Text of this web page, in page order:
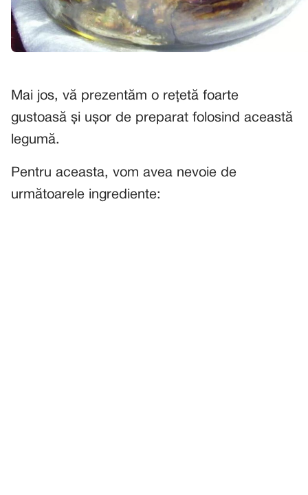
Mai jos, vă prezentăm o rețetă foarte
gustoasă și ușor de preparat folosind această
legumă.
Pentru aceasta, vom avea nevoie de
următoarele ingrediente: